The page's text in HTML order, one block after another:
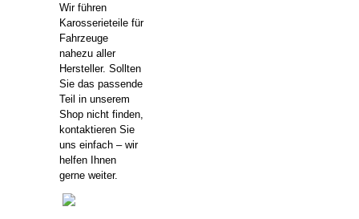
Wir führen
Karosserieteile für
Fahrzeuge
nahezu aller
Hersteller. Sollten
Sie das passende
Teil in unserem
Shop nicht finden,
kontaktieren Sie
uns einfach – wir
helfen Ihnen
gerne weiter.